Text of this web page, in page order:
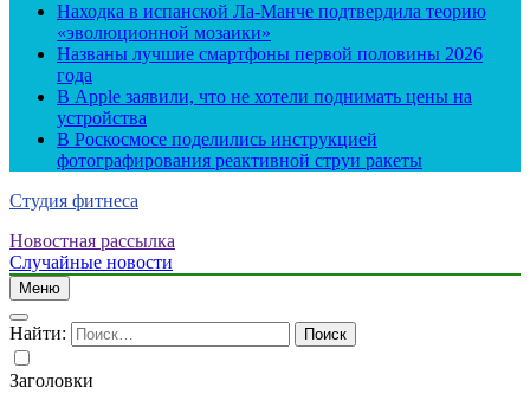
Находка в испанской Ла-Манче подтвердила теорию
«эволюционной мозаики»
Названы лучшие смартфоны первой половины 2026
года
В Apple заявили, что не хотели поднимать цены на
устройства
В Роскосмосе поделились инструкцией
фотографирования реактивной струи ракеты
Студия фитнеса
Новостная рассылка
Случайные новости
Меню
Найти:
Заголовки